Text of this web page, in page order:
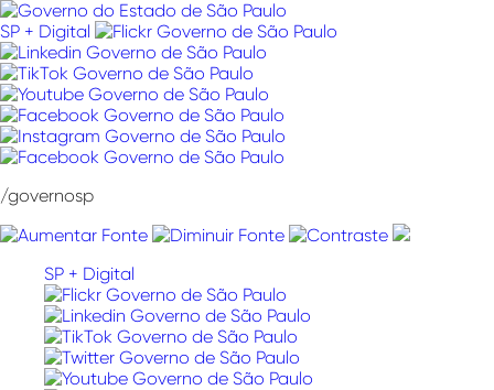
Pular
para
o
conteúdo
SP + Digital
/governosp
SP + Digital